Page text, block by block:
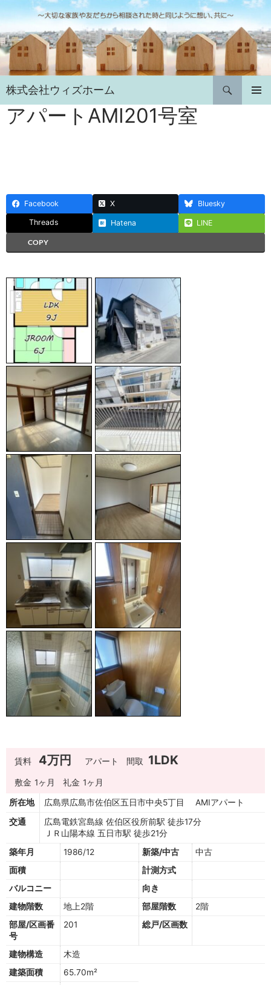
ン
テ
ン
ツ
へ
ス
キ
株式会社ウィズホーム
検
索
アパートAMI201号室
Facebook X Bluesky
Threads Hatena LINE
COPY
賃料 4万円 アパート 間取 1LDK
敷金 1ヶ月 礼金 1ヶ月
所在地
広島県広島市佐伯区五日市中央5丁目 AMIアパート
交通
広島電鉄宮島線 佐伯区役所前駅 徒歩17分
ＪＲ山陽本線 五日市駅 徒歩21分
築年月
1986/12 新築/中古
中古
面積
計測方式
バルコニー
向き
建物階数
地上2階 部屋階数
2階
部屋/区画番
号
201 総戸/区画数
建物構造
木造
建築面積
65.70m²